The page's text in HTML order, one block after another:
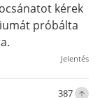
kérek
próbálta
Jelentés
387